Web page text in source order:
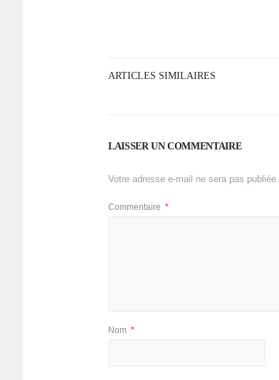
ARTICLES SIMILAIRES
LAISSER UN COMMENTAIRE
Votre adresse e-mail ne sera pas publiée.
Commentaire *
Nom *